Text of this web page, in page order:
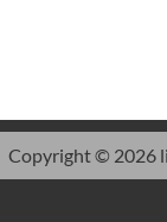
Copyright © 2026